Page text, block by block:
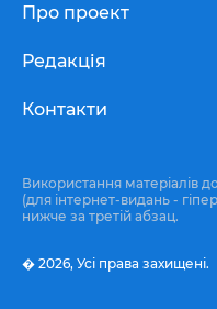
Про проект
Редакція
Контакти
Використання матеріалів
(для інтернет-видань -
нижче за третій абзац.
� 2026, Усі права захищені.